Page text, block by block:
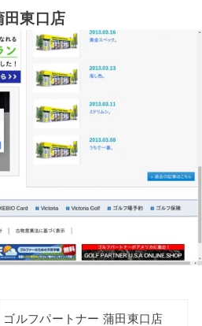
田東口店
ゴルフパートナー 蒲田東口店